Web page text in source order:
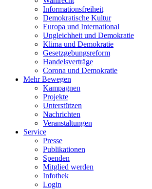
Informationsfreiheit
Demokratische Kultur
Europa und International
Ungleichheit und Demokratie
Klima und Demokratie
Gesetzgebungsreform
Handelsverträge
Corona und Demokratie
Mehr Bewegen
Kampagnen
Projekte
Unterstützen
Nachrichten
Veranstaltungen
Service
Presse
Publikationen
Spenden
Mitglied werden
Infothek
Login